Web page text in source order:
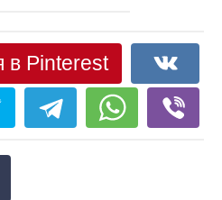
в Pinterest